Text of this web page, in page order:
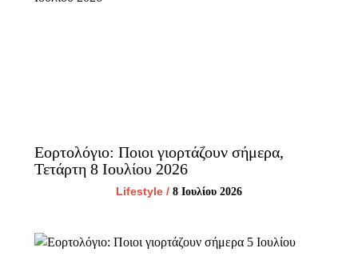
Εορτολόγιο: Ποιοι γιορτάζουν σήμερα,
Τετάρτη 8 Ιουλίου 2026
Lifestyle / 8 Ιουλίου 2026